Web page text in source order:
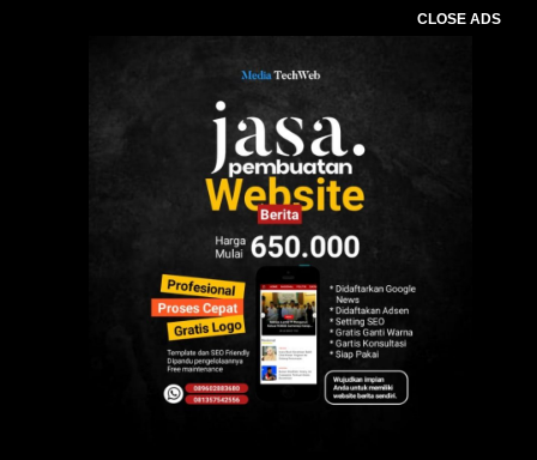
CLOSE ADS